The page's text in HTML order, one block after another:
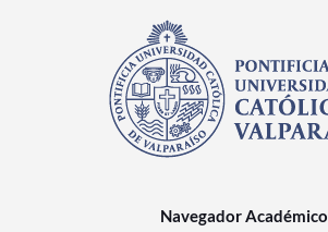
Navegador Académico